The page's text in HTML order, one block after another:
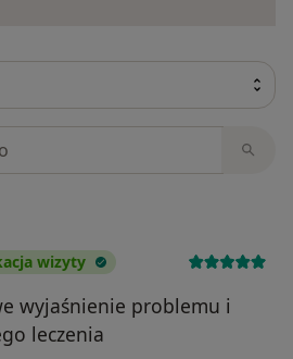
wizyty
wyjaśnienie problemu i
leczenia